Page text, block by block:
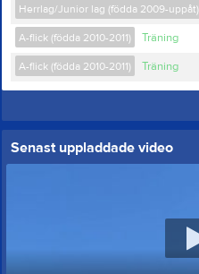
Herrlag/Junior lag (födda 2009-uppåt)
A-flick (födda 2010-2011) Träning
A-flick (födda 2010-2011) Träning
Senast uppladdade video